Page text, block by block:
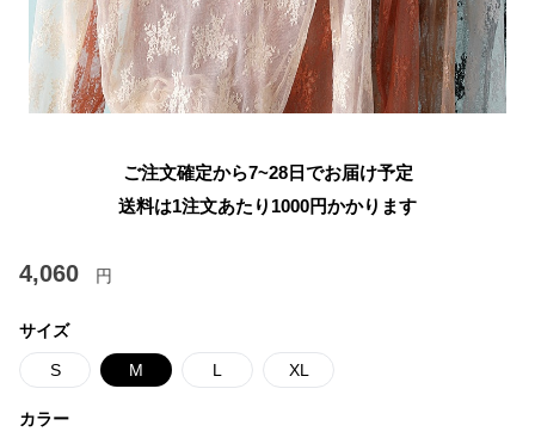
ご注文確定から7~28日でお届け予定
送料は1注文あたり 1000円かかります
4,060 円
サイズ
S M L XL
カラー